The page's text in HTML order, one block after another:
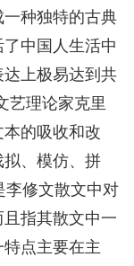
种独特的古典
中国人生活中
上极易达到共
艺理论家克里
的吸收和改
、模仿、拼
李修文散文中对
指其散文中一
点主要在主